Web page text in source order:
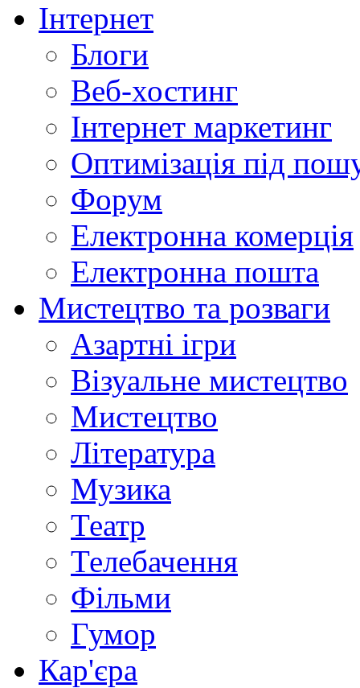
Інтернет
Блоги
Веб-хостинг
Інтернет маркетинг
Оптимізація під
Форум
Електронна комерція
Електронна пошта
Мистецтво та розваги
Азартні ігри
Візуальне мистецтво
Мистецтво
Література
Музика
Театр
Телебачення
Фільми
Гумор
Кар'єра